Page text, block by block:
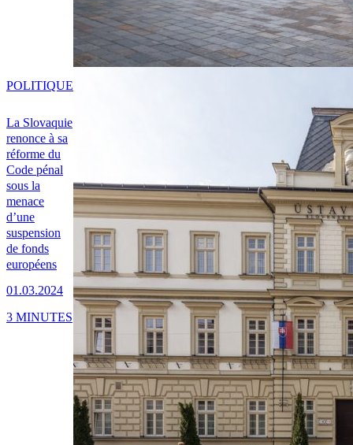
La Slovaquie
renonce à sa
réforme du
Code pénal
sous la
menace
d’une
suspension
de fonds
européens
01.03.2024
POLITIQUE
3 MINUTES